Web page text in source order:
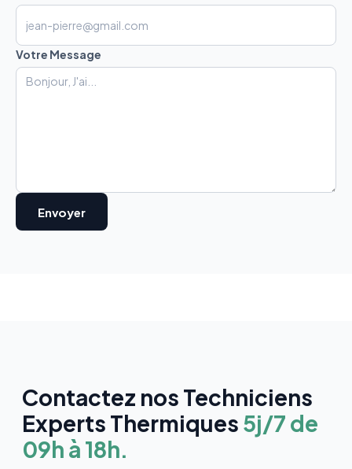
Votre Message
Contactez nos Techniciens
Experts Thermiques 5j/7 de
09h à 18h.